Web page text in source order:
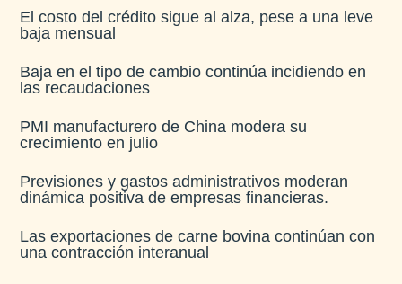
El costo del crédito sigue al alza, pese a una leve
baja mensual​
Baja en el tipo de cambio continúa incidiendo en
las recaudaciones​
PMI manufacturero de China modera su
crecimiento en julio​
Previsiones y gastos administrativos moderan
dinámica positiva de empresas financieras​.
Las exportaciones de carne bovina continúan con
una contracción interanual